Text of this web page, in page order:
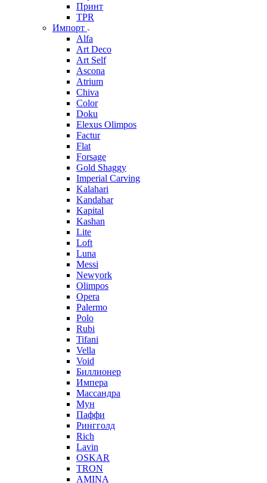
Принт
TPR
Импорт
Alfa
Art Deco
Art Self
Ascona
Atrium
Chiva
Color
Doku
Elexus Olimpos
Factur
Flat
Forsage
Gold Shaggy
Imperial Carving
Kalahari
Kandahar
Kapital
Kashan
Lite
Loft
Luna
Messi
Newyork
Olimpos
Opera
Palermo
Polo
Rubi
Tifani
Vella
Void
Биллионер
Импера
Массандра
Мун
Паффи
Рингголд
Rich
Lavin
OSKAR
TRON
AMINA